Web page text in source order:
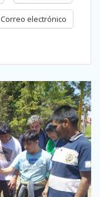
Correo electrónico